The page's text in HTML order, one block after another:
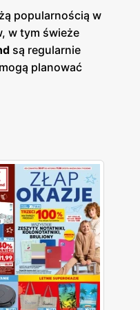
popularnością w
w tym świeże
są regularnie
planować
łatwy
jakości
wędliny, a
również sprzęt